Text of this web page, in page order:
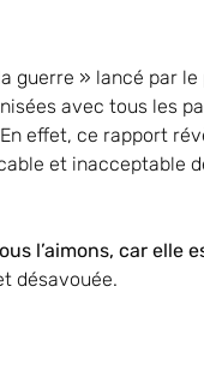
guerre » lancé par le
avec tous les
effet, ce rapport
et inacceptable
l’aimons, car elle
désavouée.